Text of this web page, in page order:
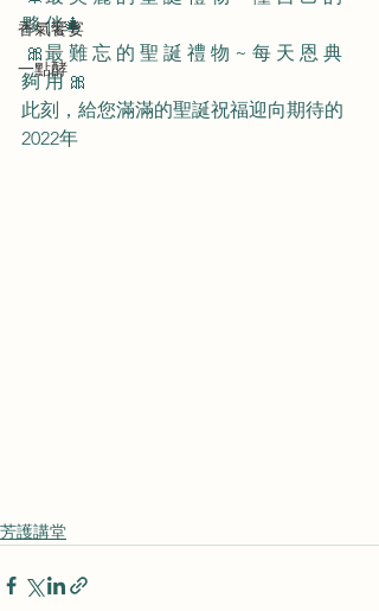
香氣饗宴
一點酵
夥 伴🎄
夠 用 🎀
此刻，給您滿滿的聖誕祝福迎向期待的
2022年
芳護講堂